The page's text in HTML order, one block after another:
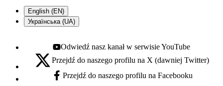
English (EN)
Українська (UA)
Youtube - otwiera się w nowej karcie
Odwiedź nasz kanał w serwisie YouTube
X - otwiera się w nowej karcie
Przejdź do naszego profilu na X (dawniej Twitter)
Facebook - otwiera się w nowej karcie
Przejdź do naszego profilu na Facebooku